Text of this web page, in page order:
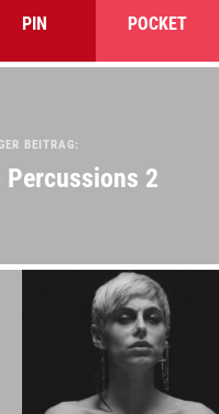
PIN POCKET
BEITRAG:
Percussions 2